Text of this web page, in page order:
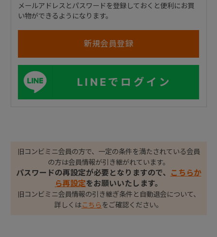
メールアドレスとパスワードを登録しておくと便利にお買
い物ができるようになります。
LINEでログイン
旧コンビミニ会員の方で、一定の条件を満たされている会員
の方は会員情報が引き継がれています。
パスワードの再設定が必要となりますので、
こちらか
ら再設定をお願いいたします。
旧コンビミニ会員情報の引き継ぎ条件と自動退会について、
詳しくはこちら をご確認ください。